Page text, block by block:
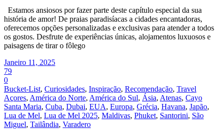
Estamos ansiosos por fazer parte deste capítulo especial da sua
história de amor! De praias paradisíacas a cidades encantadoras,
oferecemos opções personalizadas e exclusivas para atender a todos
os gostos. Desfrute de experiências únicas, alojamentos luxuosos e
paisagens de tirar o fôlego
Janeiro 11, 2025
79
0
Bucket-List, Curiosidades, Inspiração, Recomendação, Travel
Açores, América do Norte, América do Sul, Ásia, Atenas, Cayo
Santa Maria, Cuba, Dubai, EUA, Europa, Grécia, Havana, Japão,
Lua de Mel, Lua de Mel 2025, Maldivas, Phuket, Santorini, São
Miguel, Tailândia, Varadero